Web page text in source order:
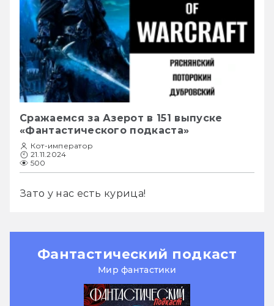
Сражаемся за Азерот в 151 выпуске
«Фантастического подкаста»
Кот-император
21.11.2024
500
Зато у нас есть курица!
Фантастический подкаст
Мир фантастики